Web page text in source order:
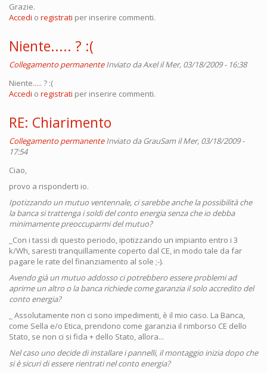
Grazie.
Accedi o registrati per inserire commenti.
Niente..... ? :(
Collegamento permanente Inviato daAxelil Mer, 03/18/2009 - 16:38
Niente..... ? :(
Accedi o registrati per inserire commenti.
RE: Chiarimento
Collegamento permanente Inviato daGrauSamil Mer, 03/18/2009 -
17:54
Ciao,
provo a risponderti io.
Ipotizzando un mutuo ventennale, ci sarebbe anche la possibilità che
la banca si trattenga i soldi del conto energia senza che io debba
minimamente preoccuparmi del mutuo?
_Con i tassi di questo periodo, ipotizzando un impianto entro i 3
k/Wh, saresti tranquillamente coperto dal CE, in modo tale da far
pagare le rate del finanziamento al sole ;-).
Avendo già un mutuo addosso ci potrebbero essere problemi ad
aprirne un altro o la banca richiede come garanzia il solo accredito del
conto energia?
_ Assolutamente non ci sono impedimenti, è il mio caso. La Banca,
come Sella e/o Etica, prendono come garanzia il rimborso CE dello
Stato, se non ci si fida + dello Stato, allora...
Nel caso uno decide di installare i pannelli, il montaggio inizia dopo che
si è sicuri di essere rientrati nel conto energia?